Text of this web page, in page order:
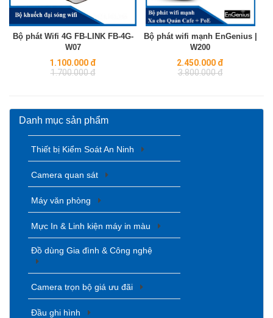
Danh mục sản phẩm
Thiết bị Kiểm Soát An Ninh
Camera quan sát
Máy văn phòng
Mực In & Linh kiện máy in màu
Đồ dùng Gia đình & Công nghệ
Camera trọn bộ giá ưu đãi
Đầu ghi hình
Bộ phát Wifi 4G FB-LINK FB-4G-
W07
1.100.000 đ
1.700.000 đ
Bộ phát wifi mạnh EnGenius |
W200
2.450.000 đ
3.800.000 đ